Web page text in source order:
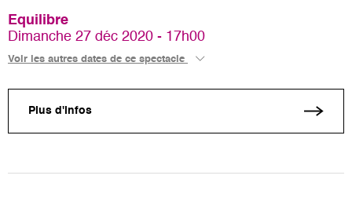
Equilibre
Dimanche 27 déc 2020 - 17h00
Voir les autres dates de ce spectacle
Plus d'infos